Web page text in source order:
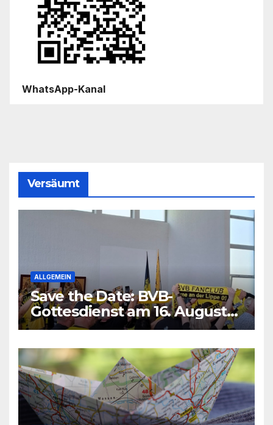
WhatsApp-Kanal
Versäumt
ALLGEMEIN
Save the Date: BVB-
Gottesdienst am 16. August
2026